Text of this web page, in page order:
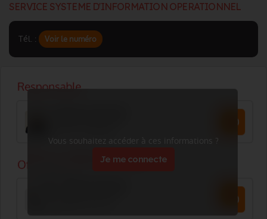
SERVICE SYSTEME D'INFORMATION OPERATIONNEL
Tél. : Voir le numéro
Vous souhaitez accéder à ces informations ?
Je me connecte